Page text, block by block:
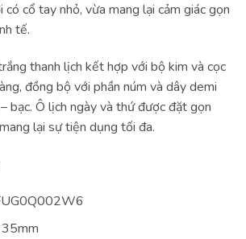
có cổ tay nhỏ, vừa mang lại cảm giác gọn
tế.
thanh lịch kết hợp với bộ kim và cọc
đồng bộ với phần núm và dây demi
bạc. Ô lịch ngày và thứ được đặt gọn
lại sự tiện dụng tối đa.